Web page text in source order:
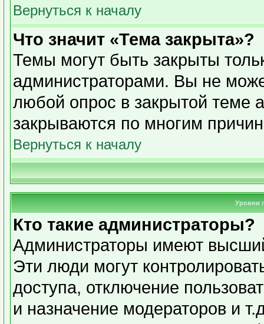
Вернуться к началу
Что значит «Тема закрыта»?
Темы могут быть закрыты
администраторами. Вы не
любой опрос в закрытой теме
закрываются по многим
Вернуться к началу
Уровни
Кто такие администраторы?
Администраторы имеют
Эти люди могут
доступа, отключение
и назначение модераторов и